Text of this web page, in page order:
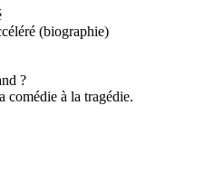
(biographie)
?
comédie à la tragédie.